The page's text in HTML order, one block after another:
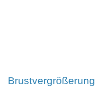
Brustvergrößerung